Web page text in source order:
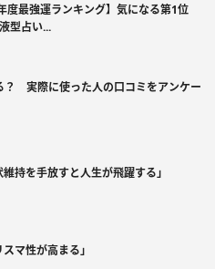
度最強運ランキング】気になる第1位
型占い...
？ 実際に使った人の口コミをアンケー
持を手放すと人生が飛躍する」
マ性が高まる」